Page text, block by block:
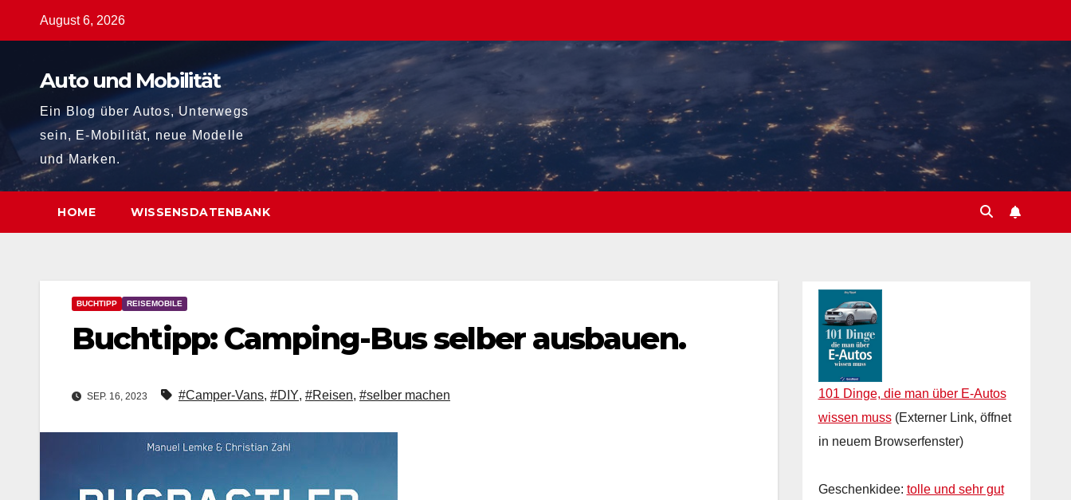
August 6, 2026
Auto und Mobilität
Ein Blog über Autos, Unterwegs
sein, E-Mobilität, neue Modelle
und Marken.
HOME WISSENSDATENBANK
BUCHTIPP REISEMOBILE
Buchtipp: Camping-Bus selber ausbauen.
SEP. 16, 2023 #Camper-Vans, #DIY, #Reisen, #selber machen
101 Dinge, die man über E-Autos
wissen muss(Externer Link, öffnet
in neuem Browserfenster)
Geschenkidee: tolle und sehr gut